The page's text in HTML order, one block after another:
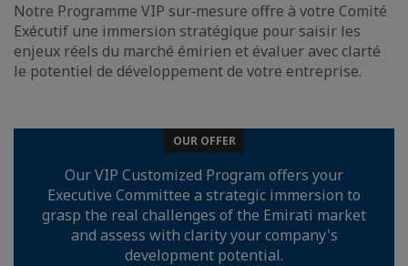
Notre Programme VIP sur‑mesure offre à votre Comité
Exécutif une immersion stratégique pour saisir les
enjeux réels du marché émirien et évaluer avec clarté
le potentiel de développement de votre entreprise.
OUR OFFER
Our VIP Customized Program offers your
Executive Committee a strategic immersion to
grasp the real challenges of the Emirati market
and assess with clarity your company's
development potential.